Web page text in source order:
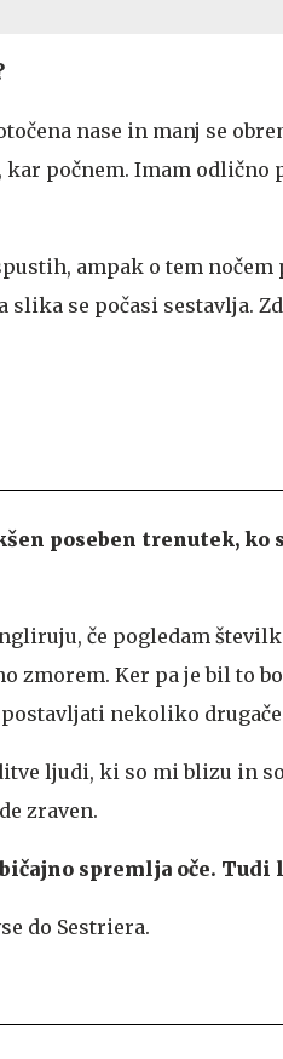
nase in manj se
počnem. Imam odlično
ampak o tem nočem
se počasi sestavlja.
poseben trenutek, ko
če pogledam
zmorem. Ker pa je bil to
nekoliko
ljudi, ki so mi blizu in
zraven.
spremlja oče. Tudi
do Sestriera.